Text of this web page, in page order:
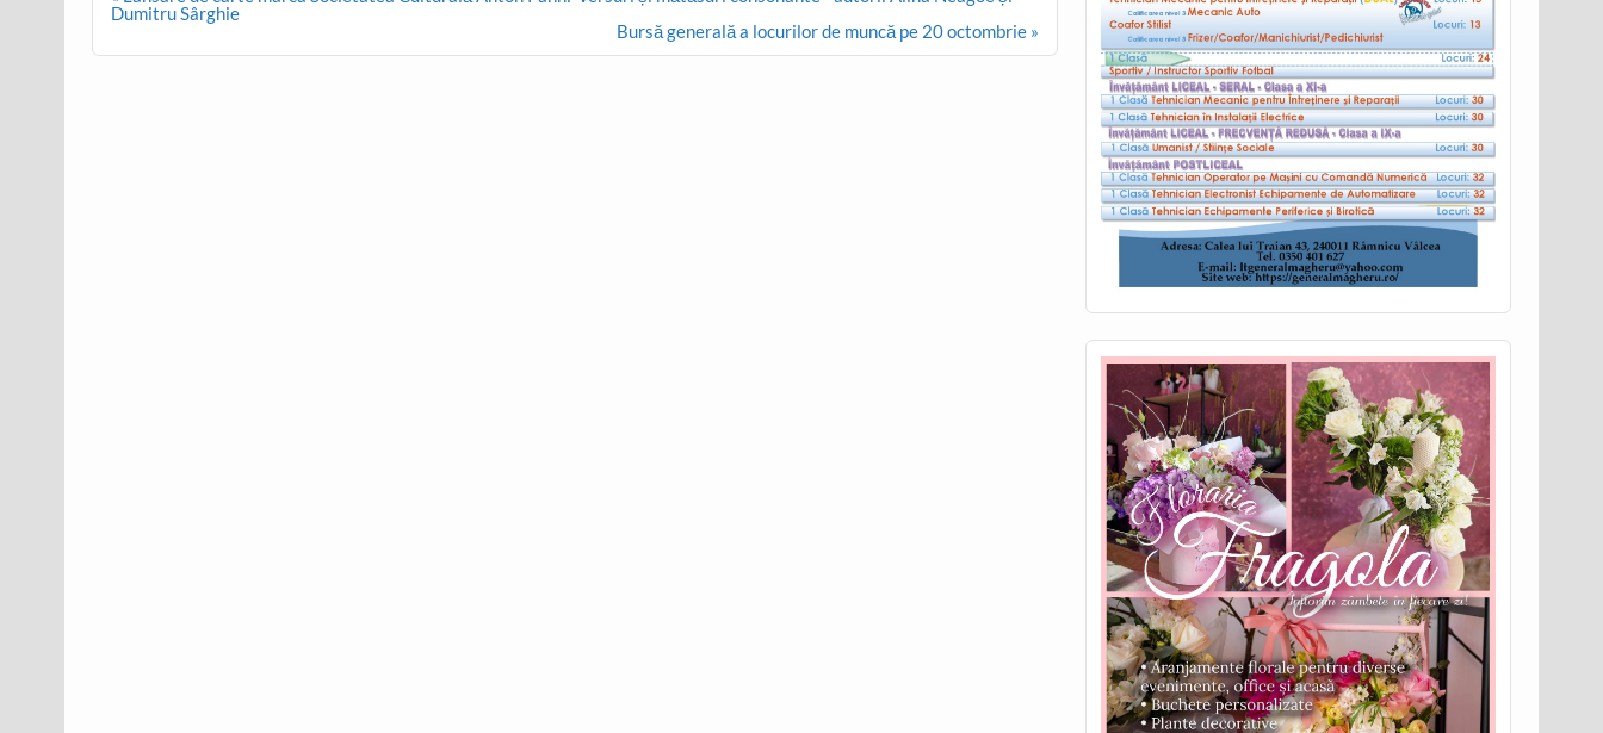
navigation
Dumitru Sârghie
Bursă generală a locurilor de muncă pe 20 octombrie »